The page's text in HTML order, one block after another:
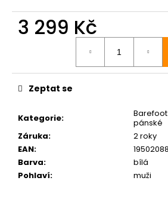
3 299 Kč
Kategorie:
pánské
Záruka:
2 roky
EAN:
Barva:
bílá
Pohlaví: muži
Zeptat se